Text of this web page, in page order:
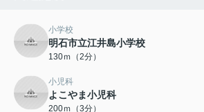
小学校
明石市立江井島小学校
130ｍ（2分）
小児科
よこやま小児科
200ｍ（3分）